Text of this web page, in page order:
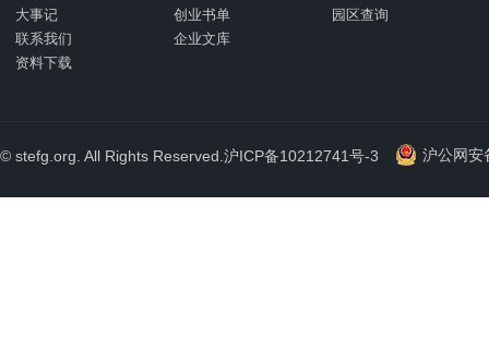
大事记
联系我们
资料下载
创业书单
园区查询
企业文库
© stefg.org. All Rights Reserved. 沪ICP备10212741号-3 沪公网安